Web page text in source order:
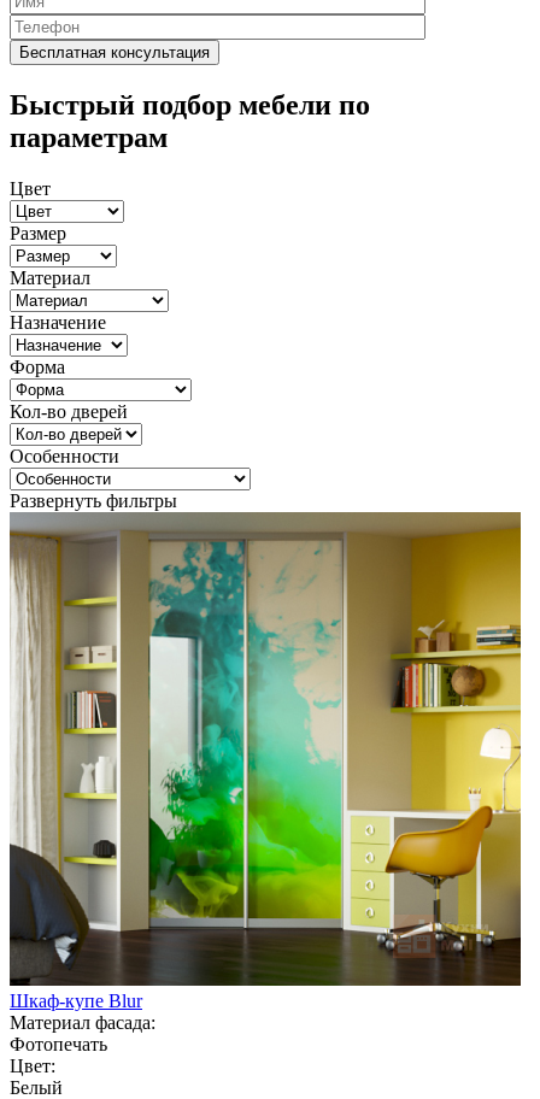
Быстрый подбор мебели по
параметрам
Цвет
Размер
Материал
Назначение
Форма
Кол-во дверей
Особенности
Развернуть фильтры
Шкаф-купе Blur
Материал фасада:
Фотопечать
Цвет:
Белый